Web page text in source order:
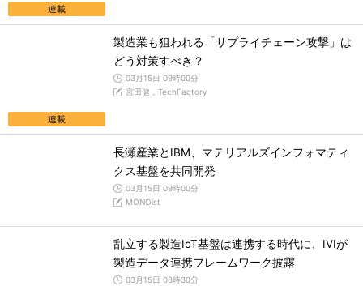
連載
連載
製造業も狙われる「サプライチェーン攻撃」は
どう対策すべき？
03月15日 09時00分
宮田健，TechFactory
長瀬産業とIBM、マテリアルズインフォマティ
クス基盤を共同開発
03月15日 09時00分
MONOist
乱立する製造IoT基盤は連携する時代に、IVIが
製造データ連携フレームワーク披露
03月15日 08時30分